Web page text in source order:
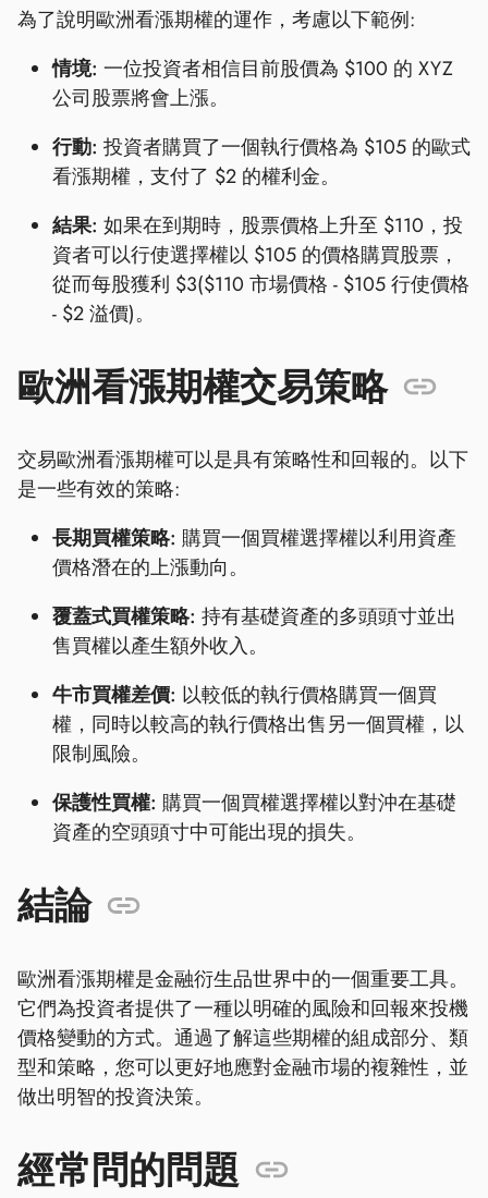
為了說明歐洲看漲期權的運作，考慮以下範例:
情境: 一位投資者相信目前股價為 $100 的 XYZ
公司股票將會上漲。
行動: 投資者購買了一個執行價格為 $105 的歐式
看漲期權，支付了 $2 的權利金。
結果: 如果在到期時，股票價格上升至 $110，投
資者可以行使選擇權以 $105 的價格購買股票，
從而每股獲利 $3($110 市場價格 - $105 行使價格
- $2 溢價)。
歐洲看漲期權交易策略
交易歐洲看漲期權可以是具有策略性和回報的。以下
是一些有效的策略:
長期買權策略: 購買一個買權選擇權以利用資產
價格潛在的上漲動向。
覆蓋式買權策略: 持有基礎資產的多頭頭寸並出
售買權以產生額外收入。
牛市買權差價: 以較低的執行價格購買一個買
權，同時以較高的執行價格出售另一個買權，以
限制風險。
保護性買權: 購買一個買權選擇權以對沖在基礎
資產的空頭頭寸中可能出現的損失。
結論
歐洲看漲期權是金融衍生品世界中的一個重要工具。
它們為投資者提供了一種以明確的風險和回報來投機
價格變動的方式。通過了解這些期權的組成部分、類
型和策略，您可以更好地應對金融市場的複雜性，並
做出明智的投資決策。
經常問的問題